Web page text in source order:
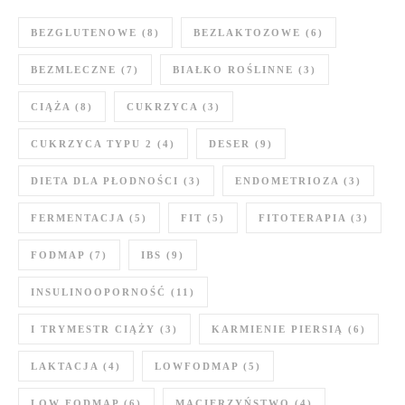
BEZGLUTENOWE (8) BEZLAKTOZOWE (6)
BEZMLECZNE (7) BIAŁKO ROŚLINNE (3)
CIĄŻA (8) CUKRZYCA (3)
CUKRZYCA TYPU 2 (4) DESER (9)
DIETA DLA PŁODNOŚCI (3) ENDOMETRIOZA (3)
FERMENTACJA (5) FIT (5) FITOTERAPIA (3)
FODMAP (7) IBS (9)
INSULINOOPORNOŚĆ (11)
I TRYMESTR CIĄŻY (3) KARMIENIE PIERSIĄ (6)
LAKTACJA (4) LOWFODMAP (5)